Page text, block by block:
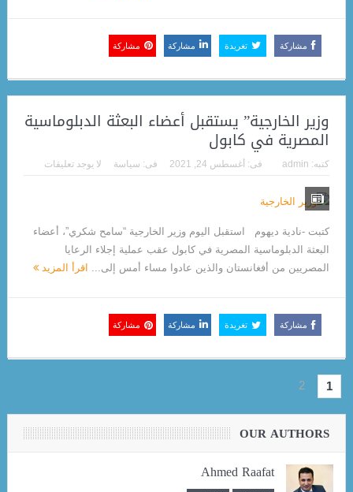
مشاركة تغريدة مشاركة مشاركة
وزير الخارجية” يستقبل أعضاء البعثة الدبلوماسية
المصرية في كابول
كتبه: admin فى: أغسطس 24, 2021 فى: سياسة لا يوجد تعليقات
كتبت -نادية ديهوم استقبل اليوم وزير الخارجية “سامح شكري”، أعضاء
البعثة الدبلوماسية المصرية في كابول عقب عملية إجلاء الرعايا
المصريين من أفغانستان والذين عادوا مساء أمس إلى... اقرأ المزيد
مشاركة تغريدة مشاركة مشاركة
1
2
OUR AUTHORS
Ahmed Raafat